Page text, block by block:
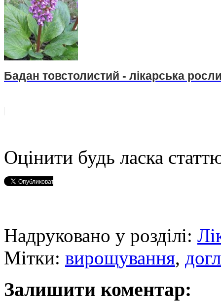
Бадан товстолистий - лікарська
Оцінити будь ласка
Надруковано у розділі:
Мітки: вирощування,
Залишити коментар: